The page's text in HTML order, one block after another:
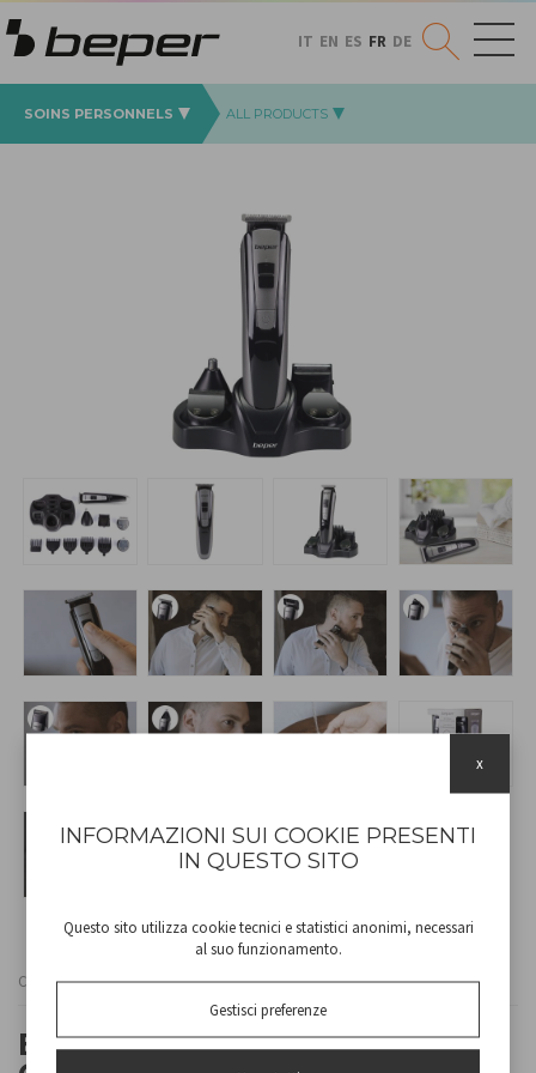
IT EN ES FR DE
SOINS PERSONNELS ALL PRODUCTS
Cod 40.742
ENSEMBLE TONDEUSE À
INFORMAZIONI SUI COOKIE PRESENTI
IN QUESTO SITO
Questo sito utilizza cookie tecnici e statistici anonimi, necessari
al suo funzionamento.
Gestisci preferenze
x